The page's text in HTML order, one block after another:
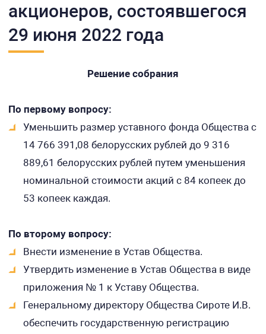
акционеров, состоявшегося
29 июня 2022 года
Решение собрания
По первому вопросу:
Уменьшить размер уставного фонда Общества с
14 766 391,08 белорусских рублей до 9 316
889,61 белорусских рублей путем уменьшения
номинальной стоимости акций с 84 копеек до
53 копеек каждая.
По второму вопросу:
Внести изменение в Устав Общества.
Утвердить изменение в Устав Общества в виде
приложения № 1 к Уставу Общества.
Генеральному директору Общества Сироте И.В.
обеспечить государственную регистрацию